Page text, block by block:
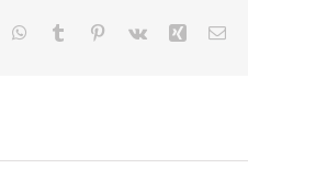
WhatsApp
Tumblr Pinterest
Vk Xing Email